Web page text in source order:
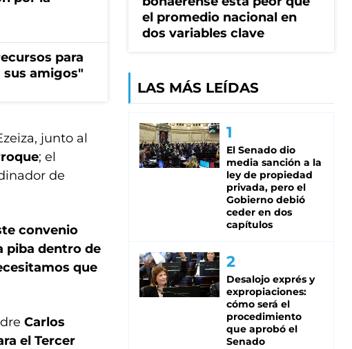
para
sus amigos"
junto al
; el
de
convenio
piba dentro de
que
Carlos
el Tercer
el promedio nacional en
dos variables clave
LAS MÁS LEÍDAS
El Senado dio
media sanción a la
ley de propiedad
privada, pero el
Gobierno debió
ceder en dos
capítulos
Desalojo exprés y
expropiaciones:
cómo será el
procedimiento
que aprobó el
Senado